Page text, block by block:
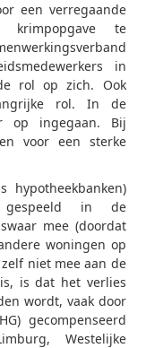
een verregaande
krimpopgave te
in
rol op zich. Ook
rol. In de
op ingegaan. Bij
voor een sterke
hypotheekbanken)
in de
mee (doordat
woningen op
niet mee aan de
is dat het verlies
wordt, vaak door
gecompenseerd
Westelijke